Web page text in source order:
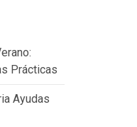
Prácticas
Ayudas